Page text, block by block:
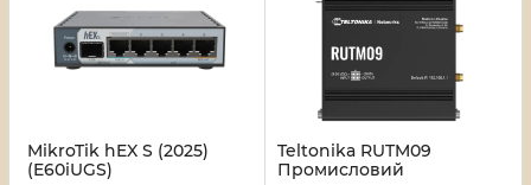
MikroTik hEX S (2025)
(E60iUGS)
Teltonika RUTM09
Промисловий